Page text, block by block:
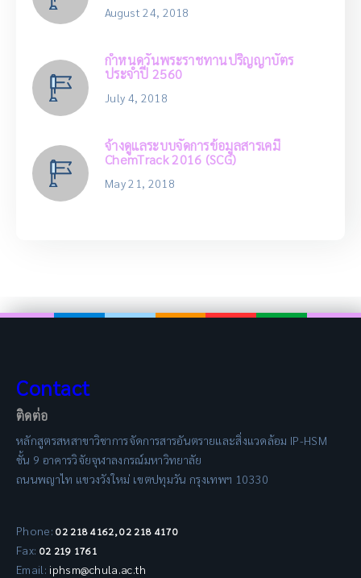
August 24, 2018
กำหนดวันพระราชทานปริญญาบัตร
ประจำปี 2560
July 4, 2018
จ้างดูแลระบบจัดการข้อมูลสารเคมี
ChemTrack 2016 (SCG)
May 21, 2018
Contact
ติดต่อ
หลักสูตรสหสาขาวิชาการจัดการสารอันตรายและสิ่งแวดล้อม IP-HSM
ชั้น 9 อาคารวิจัยจุฬาลงกรณ์มหาวิทยาลัย
ถนนพญาไท แขวงวังใหม่ เขตปทุมวัน กรุงเทพฯ 10330
Phone: 02 218 4162, 02 218 4170
Fax: 02 219 1761
Email: iphsm@chula.ac.th